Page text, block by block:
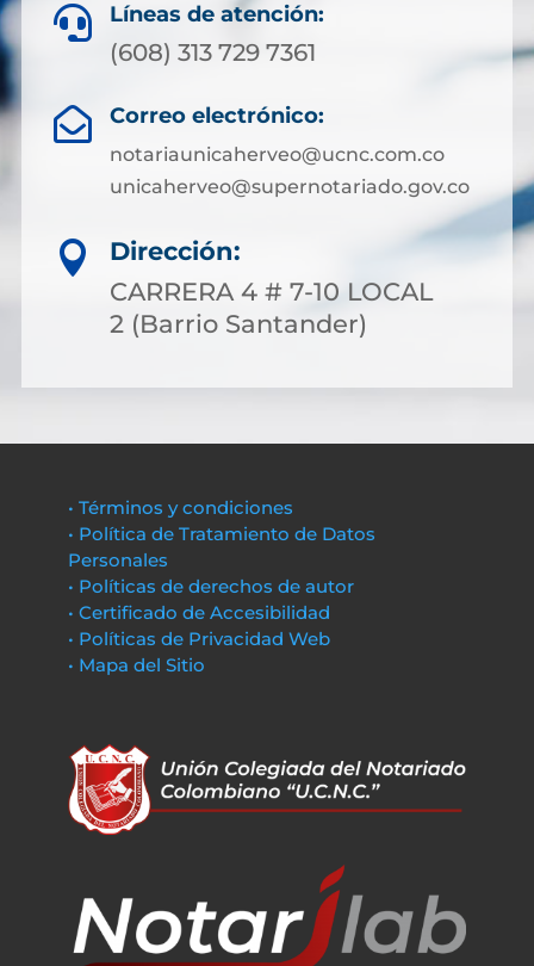
 Líneas de atención:
(608) 313 729 7361
 Correo electrónico:
notariaunicaherveo@ucnc.com.co
unicaherveo@supernotariado.gov.co

Dirección:
CARRERA 4 # 7-10 LOCAL
2 (Barrio Santander)
• Términos y condiciones
• Política de Tratamiento de Datos
Personales
• Políticas de derechos de autor
• Certificado de Accesibilidad
• Políticas de Privacidad Web
• Mapa del Sitio